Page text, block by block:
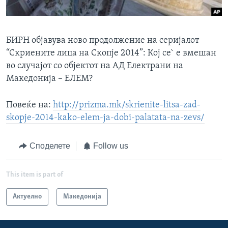
ИНТЕРВЈУА
БИРН објавува ново продолжение на серијалот
“Скриените лица на Скопје 2014”: Кој се` е вмешан
во случајот со објектот на АД Електрани на
Македонија – ЕЛЕМ?
Повеќе на: http://prizma.mk/skrienite-litsa-zad-
skopje-2014-kako-elem-ja-dobi-palatata-na-zevs/
Споделете Follow us
This item is part of
Актуелно Македонија